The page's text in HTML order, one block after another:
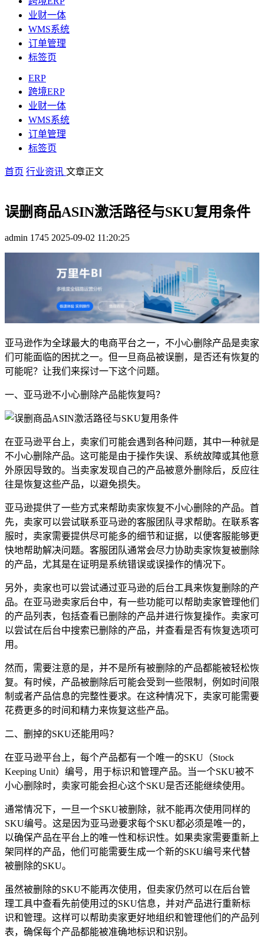
业财一体
WMS系统
订单管理
标签页
ERP
跨境ERP
业财一体
WMS系统
订单管理
标签页
首页 行业资讯 文章正文
误删商品ASIN激活路径与SKU复用条件
admin 1745 2025-09-02 11:20:25
亚马逊作为全球最大的电商平台之一，不小心删除产品是卖家
们可能面临的困扰之一。但一旦商品被误删，是否还有恢复的
可能呢？让我们来探讨一下这个问题。
一、亚马逊不小心删除产品能恢复吗？
在亚马逊平台上，卖家们可能会遇到各种问题，其中一种就是
不小心删除产品。这可能是由于操作失误、系统故障或其他意
外原因导致的。当卖家发现自己的产品被意外删除后，反应往
往是恢复这些产品，以避免损失。
亚马逊提供了一些方式来帮助卖家恢复不小心删除的产品。首
先，卖家可以尝试联系亚马逊的客服团队寻求帮助。在联系客
服时，卖家需要提供尽可能多的细节和证据，以便客服能够更
快地帮助解决问题。客服团队通常会尽力协助卖家恢复被删除
的产品，尤其是在证明是系统错误或误操作的情况下。
另外，卖家也可以尝试通过亚马逊的后台工具来恢复删除的产
品。在亚马逊卖家后台中，有一些功能可以帮助卖家管理他们
的产品列表，包括查看已删除的产品并进行恢复操作。卖家可
以尝试在后台中搜索已删除的产品，并查看是否有恢复选项可
用。
然而，需要注意的是，并不是所有被删除的产品都能被轻松恢
复。有时候，产品被删除后可能会受到一些限制，例如时间限
制或者产品信息的完整性要求。在这种情况下，卖家可能需要
花费更多的时间和精力来恢复这些产品。
二、删掉的SKU还能用吗？
在亚马逊平台上，每个产品都有一个唯一的SKU（Stock
Keeping Unit）编号，用于标识和管理产品。当一个SKU被不
小心删除时，卖家可能会担心这个SKU是否还能继续使用。
通常情况下，一旦一个SKU被删除，就不能再次使用同样的
SKU编号。这是因为亚马逊要求每个SKU都必须是唯一的，
以确保产品在平台上的唯一性和标识性。如果卖家需要重新上
架同样的产品，他们可能需要生成一个新的SKU编号来代替
被删除的SKU。
虽然被删除的SKU不能再次使用，但卖家仍然可以在后台管
理工具中查看先前使用过的SKU信息，并对产品进行重新标
识和管理。这样可以帮助卖家更好地组织和管理他们的产品列
表，确保每个产品都能被准确地标识和识别。